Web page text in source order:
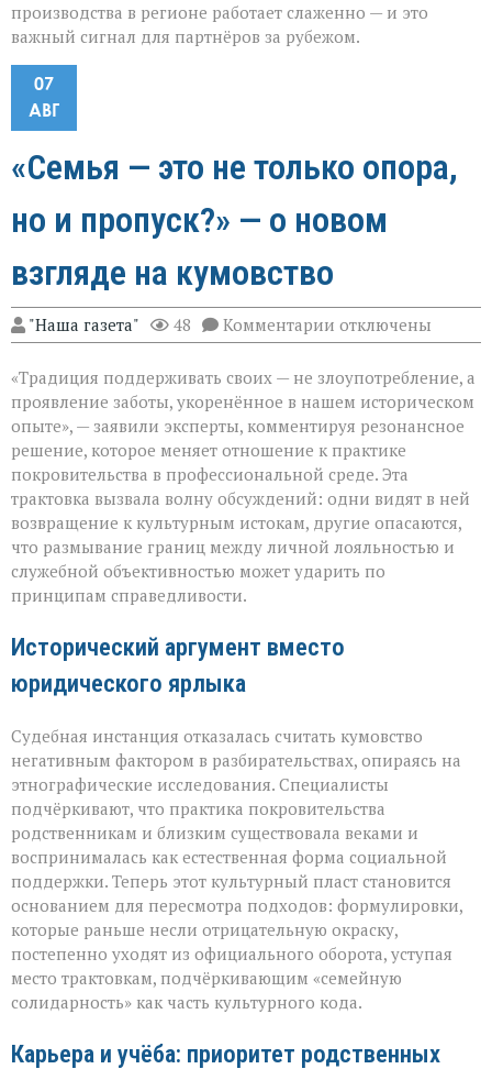
производства в регионе работает слаженно — и это
важный сигнал для партнёров за рубежом.
07
АВГ
«Семья — это не только опора,
но и пропуск?» — о новом
взгляде на кумовство
"Наша газета" 48 Комментарии к
записи
не
только
но
и
пропуск?» — о
новом
взгляде
на
кумовство
отключены
«Традиция поддерживать своих — не злоупотребление, а
проявление заботы, укоренённое в нашем историческом
опыте», — заявили эксперты, комментируя резонансное
решение, которое меняет отношение к практике
покровительства в профессиональной среде. Эта
трактовка вызвала волну обсуждений: одни видят в ней
возвращение к культурным истокам, другие опасаются,
что размывание границ между личной лояльностью и
служебной объективностью может ударить по
принципам справедливости.
Исторический аргумент вместо
юридического ярлыка
Судебная инстанция отказалась считать кумовство
негативным фактором в разбирательствах, опираясь на
этнографические исследования. Специалисты
подчёркивают, что практика покровительства
родственникам и близким существовала веками и
воспринималась как естественная форма социальной
поддержки. Теперь этот культурный пласт становится
основанием для пересмотра подходов: формулировки,
которые раньше несли отрицательную окраску,
постепенно уходят из официального оборота, уступая
место трактовкам, подчёркивающим «семейную
солидарность» как часть культурного кода.
Карьера и учёба: приоритет родственных